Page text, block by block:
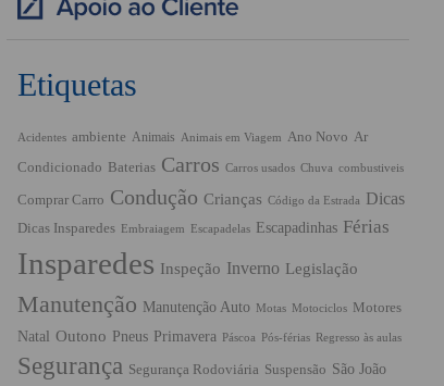
Etiquetas
Acidentes ambiente Animais Animais em Viagem Ano Novo Ar
Condicionado Baterias Carros Carros usados Chuva combustiveis
Comprar Carro Condução Crianças Código da Estrada Dicas
Dicas Insparedes Embraiagem Escapadelas Escapadinhas Férias
Insparedes Inspeção Inverno Legislação
Manutenção Manutenção Auto Motas Motociclos Motores
Natal Outono Pneus Primavera Páscoa Pós-férias Regresso às aulas
Segurança Segurança Rodoviária Suspensão São João